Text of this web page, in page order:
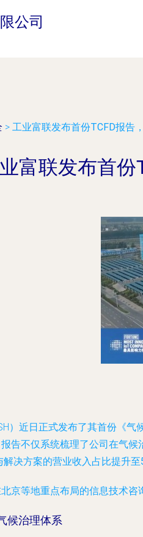
公司
> 工业富联发布首份TCFD报告
富联发布首
）近日正式发布了其首份《
告不仅系统梳理了公司在气
决方案的营业收入占比提升至
京等地重点布局的信息技术咨
候治理体系